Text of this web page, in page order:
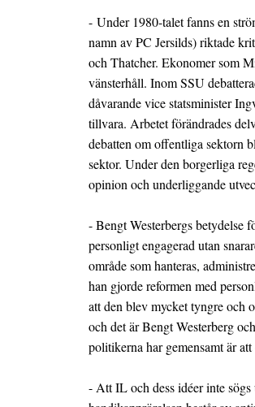
- Under 1980-talet fanns en
namn av PC Jersilds) riktade
och Thatcher. Ekonomer som
vänsterhåll. Inom SSU
dåvarande vice statsminister
tillvara. Arbetet förändrades
debatten om offentliga sektorn
sektor. Under den borgerliga
opinion och underliggande
- Bengt Westerbergs betydelse
personligt engagerad utan
område som hanteras,
han gjorde reformen med
att den blev mycket tyngre och
och det är Bengt Westerberg
politikerna har gemensamt är
- Att IL och dess idéer inte